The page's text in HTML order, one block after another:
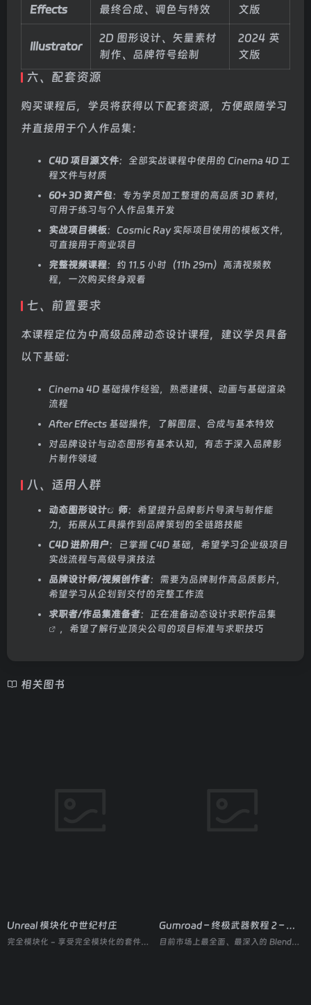
Effects
最终合成、调色与特效
文版
Illustrator
2D 图形设计、矢量素材
制作、品牌符号绘制
2024 英
文版
六、配套资源
购买课程后，学员将获得以下配套资源，方便跟随学习
并直接用于个人作品集：
C4D 项目源文件：全部实战课程中使用的 Cinema 4D 工
程文件与材质
60+ 3D 资产包：专为学员加工整理的高品质 3D 素材，
可用于练习与个人作品集开发
实战项目模板：Cosmic Ray 实际项目使用的模板文件，
可直接用于商业项目
完整视频课程：约 11.5 小时（11h 29m）高清视频教
程，一次购买终身观看
七、前置要求
本课程定位为中高级品牌动态设计课程，建议学员具备
以下基础：
Cinema 4D 基础操作经验，熟悉建模、动画与基础渲染
流程
After Effects 基础操作，了解图层、合成与基本特效
对品牌设计与动态图形有基本认知，有志于深入品牌影
片制作领域
八、适用人群
动态图形设计 师：希望提升品牌影片导演与制作能
力，拓展从工具操作到品牌策划的全链路技能
C4D 进阶用户：已掌握 C4D 基础，希望学习企业级项目
实战流程与高级导演技法
品牌设计师/视频创作者：需要为品牌制作高品质影片，
希望学习从企划到交付的完整工作流
求职者/作品集准备者：正在准备动态设计求职作品集
，希望了解行业顶尖公司的项目标准与求职技巧
相关图书
Unreal 模块化中世纪村庄 Gumroad – 终极武器教程 2 – 完整硬表面大师